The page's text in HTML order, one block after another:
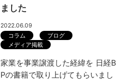
ました
2022.06.09
コラム
ブログ
メディア掲載
家業を事業譲渡した経緯を 日経B
Pの書籍で取り上げてもらいまし